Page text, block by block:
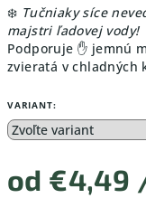
❄️ Tučniaky síce
majstri ľadovej vody!
Podporuje ✋ jemnú
zvieratá v chladných
VARIANT:
od €4,49